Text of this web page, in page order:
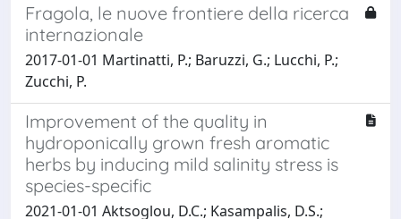
Fragola, le nuove frontiere della ricerca
internazionale
2017-01-01 Martinatti, P.; Baruzzi, G.; Lucchi, P.;
Zucchi, P.
Improvement of the quality in
hydroponically grown fresh aromatic
herbs by inducing mild salinity stress is
species-specific
2021-01-01 Aktsoglou, D.C.; Kasampalis, D.S.;